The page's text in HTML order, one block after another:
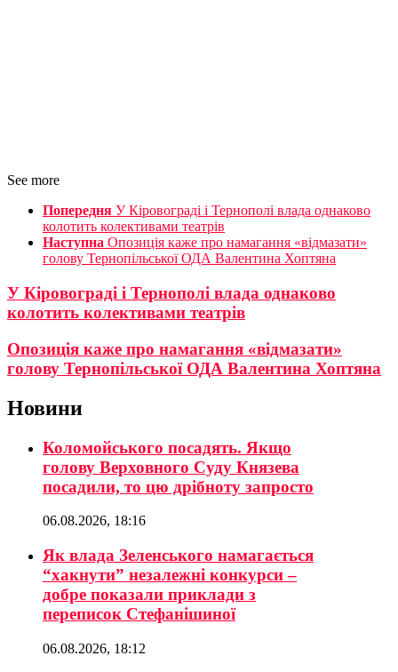
See more
Попередня У Кіровограді і Тернополі влада однаково
колотить колективами театрів
Наступна Опозиція каже про намагання «відмазати»
голову Тернопільської ОДА Валентина Хоптяна
У Кіровограді і Тернополі влада однаково
колотить колективами театрів
Опозиція каже про намагання «відмазати»
голову Тернопільської ОДА Валентина Хоптяна
Новини
Коломойського посадять. Якщо
голову Верховного Суду Князева
посадили, то цю дрібноту запросто
06.08.2026, 18:16
Як влада Зеленського намагається
“хакнути” незалежні конкурси –
добре показали приклади з
переписок Стефанішиної
06.08.2026, 18:12